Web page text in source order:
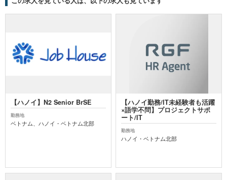
【ハノイ】N2 Senior BrSE
勤務地
ベトナム、ハノイ・ベトナム北部
【ハノイ勤務/IT未経験者も活躍
×語学不問】プロジェクトサポ
ート/IT
勤務地
ハノイ・ベトナム北部